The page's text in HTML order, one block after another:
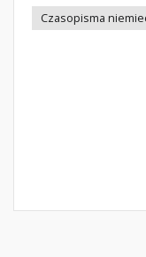
Czasopisma